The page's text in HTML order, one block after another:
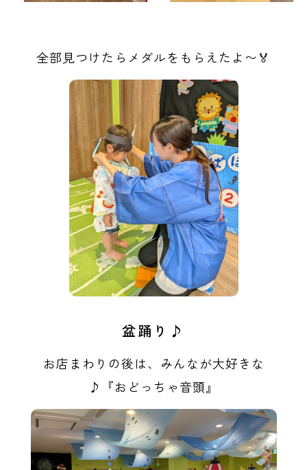
全部見つけたらメダルをもらえたよ〜🏅
盆踊り♪
お店まわりの後は、みんなが大好きな
♪『おどっちゃ音頭』